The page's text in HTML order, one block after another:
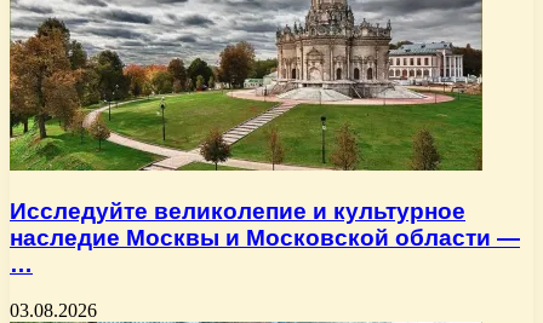
Исследуйте великолепие и культурное
наследие Москвы и Московской области —
…
03.08.2026